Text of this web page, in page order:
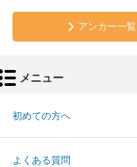
アンカー一覧
メニュー
初めての方へ
よくある質問